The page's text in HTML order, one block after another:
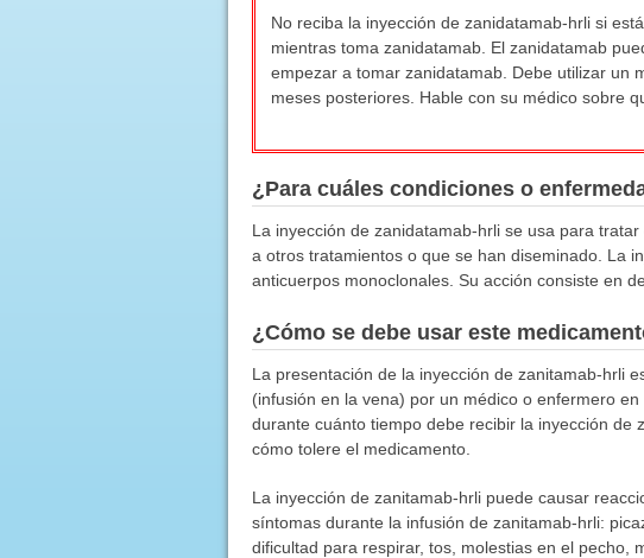
No reciba la inyección de zanidatamab-hrli si
mientras toma zanidatamab. El zanidatamab
empezar a tomar zanidatamab. Debe utilizar un
meses posteriores. Hable con su médico sobre
¿Para cuáles condiciones o
La inyección de zanidatamab-hrli se usa para
a otros tratamientos o que se han diseminado. La
anticuerpos monoclonales. Su acción consiste en
¿Cómo se debe usar este
La presentación de la inyección de zanitamab-hrli
(infusión en la vena) por un médico o enfermero
durante cuánto tiempo debe recibir la inyección de
cómo tolere el medicamento.
La inyección de zanitamab-hrli puede causar
síntomas durante la infusión de zanitamab-hrli:
dificultad para respirar, tos, molestias en el pecho,